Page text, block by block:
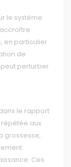
le système
en particulier
de
perturber
le rapport
répétée aux
grossesse,
Ces